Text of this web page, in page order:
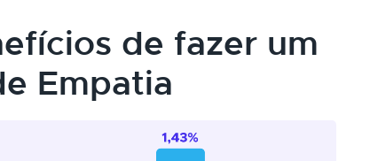
de fazer um
Empatia